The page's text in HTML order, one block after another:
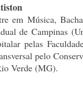
em Música,
de Campinas
pelas
pelo
Verde (MG).